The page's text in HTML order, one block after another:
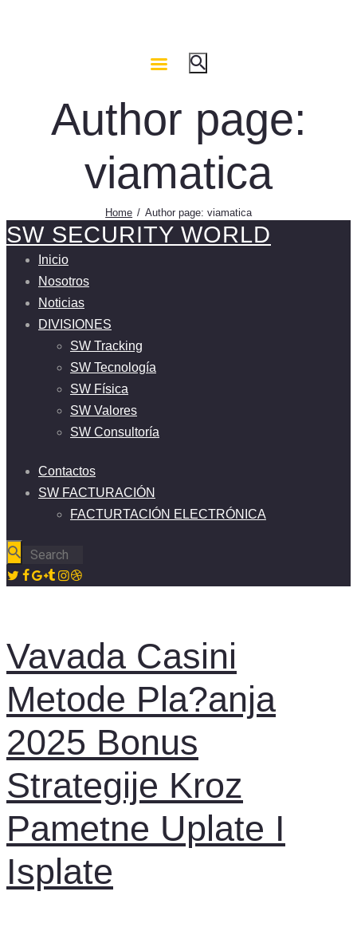
Author page:
viamatica
Home Author page: viamatica
SW SECURITY WORLD
Inicio
Nosotros
Noticias
DIVISIONES
SW Tracking
SW Tecnología
SW Física
SW Valores
SW Consultoría
Contactos
SW FACTURACIÓN
FACTURTACIÓN ELECTRÓNICA
Vavada Casini
Metode Pla?anja
2025 Bonus
Strategije Kroz
Pametne Uplate I
Isplate